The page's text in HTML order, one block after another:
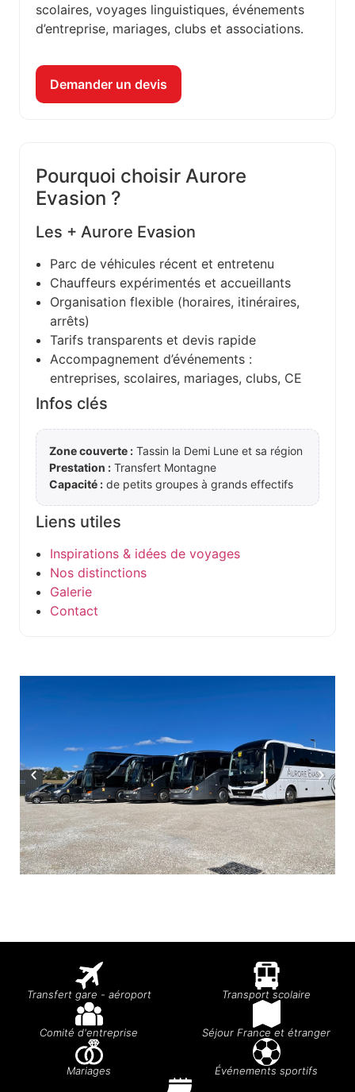
scolaires, voyages linguistiques, événements
d’entreprise, mariages, clubs et associations.
Demander un devis
Pourquoi choisir Aurore
Evasion ?
Les + Aurore Evasion
Parc de véhicules récent et entretenu
Chauffeurs expérimentés et accueillants
Organisation flexible (horaires, itinéraires,
arrêts)
Tarifs transparents et devis rapide
Accompagnement d’événements :
entreprises, scolaires, mariages, clubs, CE
Infos clés
Zone couverte : Tassin la Demi Lune et sa région
Prestation : Transfert Montagne
Capacité : de petits groupes à grands effectifs
Liens utiles
Inspirations & idées de voyages
Nos distinctions
Galerie
Contact
Transfert gare - aéroport Transport scolaire
Comité d'entreprise Séjour France et étranger
Mariages Événements sportifs